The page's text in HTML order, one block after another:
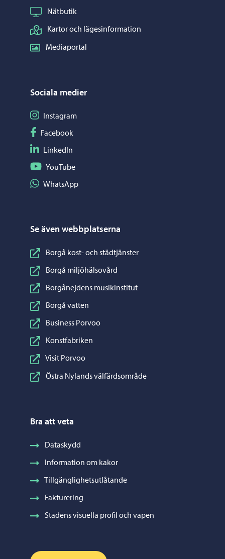
Nätbutik
Kartor och lägesinformation
Mediaportal
Sociala medier
Följ på Instagram
Instagram
Följ på Facebook
Facebook
Följ på LinkedIn
LinkedIn
Följ på YouTube
YouTube
Dela på WhatsApp
WhatsApp
Se även webbplatserna
Borgå kost- och städtjänster
Borgå miljöhälsovård
Borgånejdens musikinstitut
Borgå vatten
Business Porvoo
Konstfabriken
Visit Porvoo
Östra Nylands välfärdsområde
Bra att veta
Dataskydd
Information om kakor
Tillgänglighetsutlåtande
Fakturering
Stadens visuella profil och vapen